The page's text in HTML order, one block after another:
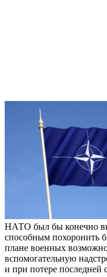
НАТО был бы конечно
способным похоронить
плане военных
вспомогательную
и при потере последней